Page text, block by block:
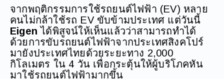
จากพฤติกรรมการใช้รถยนต์ไฟฟ้า (EV) หลาย
คนไม่กล้าใช้รถ EV ขับข้ามประเทศ แต่วันนี้
Eigenได้พิสูจน์ให้เห็นแล้วว่าสามารถทำได้
ด้วยการขับรถยนต์ไฟฟ้าจากประเทศสิงคโปร์
มายังประเทศไทยด้วยระยะทาง 2,000
กิโลเมตร ใน 4 วัน เพื่อกระตุ้นให้ผู้บริโภคหัน
มาใช้รถยนต์ไฟฟ้ามากขึ้น